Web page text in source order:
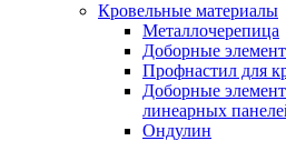
Кровельные материалы
Металлочерепица
Доборные
Профнастил для
Доборные
линеарных
Ондулин